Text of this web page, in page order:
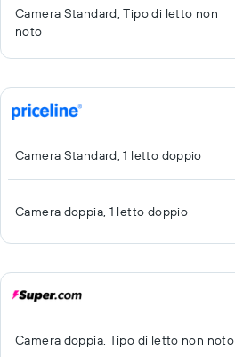
Camera Standard, Tipo di letto non
noto
Camera Standard, 1 letto doppio
Camera doppia, 1 letto doppio
Camera doppia, Tipo di letto non noto